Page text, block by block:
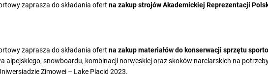
zaprasza do składania ofert na zakup strojów Akademickiej Reprezentacji
zaprasza do składania ofert na zakup materiałów do konserwacji sprzętu
alpejskiego, snowboardu, kombinacji norweskiej oraz skoków narciarskich na
Zimowej – Lake Placid 2023.